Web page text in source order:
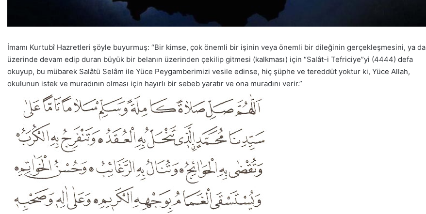
İmamı Kurtubî Hazretleri şöyle buyurmuş: “Bir kimse, çok önemli bir işinin veya önemli bir dileğinin gerçekleşmesini, ya da
üzerinde devam edip duran büyük bir belanın üzerinden çekilip gitmesi (kalkması) için “Salât-i Tefriciye”yi (4444) defa
okuyup, bu mübarek Salâtü Selâm ile Yüce Peygamberimizi vesile edinse, hiç şüphe ve tereddüt yoktur ki, Yüce Allah,
okulunun istek ve muradının olması için hayırlı bir sebeb yaratır ve ona muradını verir.”